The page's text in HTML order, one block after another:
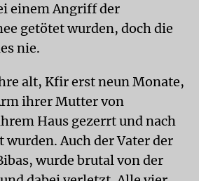
einem Angriff der
getötet wurden, doch die
nie.
alt, Kfir erst neun Monate,
ihrer Mutter von
Haus gezerrt und nach
wurden. Auch der Vater der
wurde brutal von der